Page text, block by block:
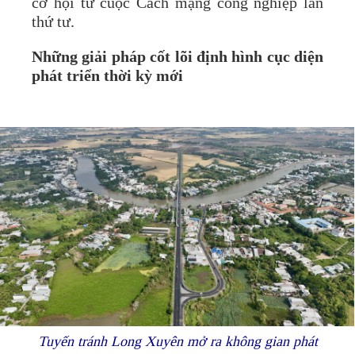
thứ tư.
Những giải pháp cốt lõi định hình cục diện
phát triển thời kỳ mới
Tuyến tránh Long Xuyên mở ra không gian phát